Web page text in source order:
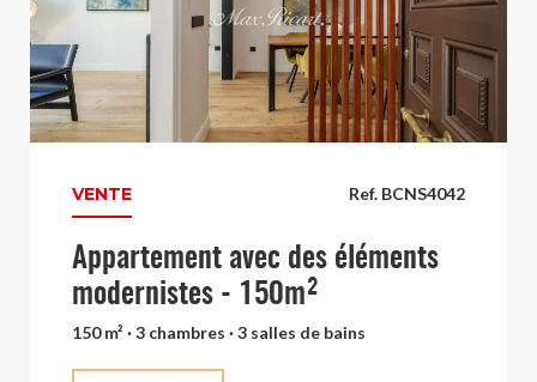
Ref. BCNS4042
VENTE
Appartement avec des éléments
modernistes - 150m²
150 m² · 3 chambres · 3 salles de bains